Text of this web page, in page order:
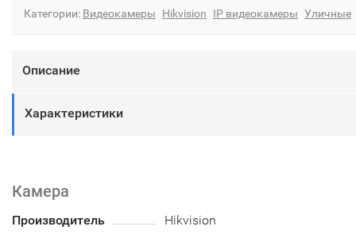
Категории: Видеокамеры Hikvision IP видеокамеры Уличные
Описание
Характеристики
Камера
Производитель
Hikvision